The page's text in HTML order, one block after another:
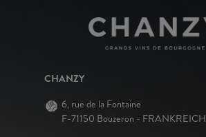
CHANZY
6, rue de la Fontaine
F-71150 Bouzeron - FRANKREICH